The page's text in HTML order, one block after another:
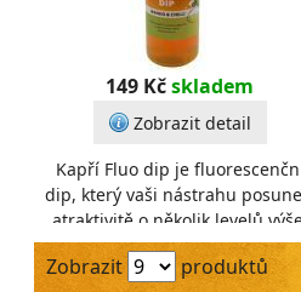
149 Kčskladem
Zobrazit detail
Kapří Fluo dip je
dip, který vaši nástrahu
atraktivitě o několik levelů
Díky své konzistenci se
hodí k
Zobrazit produktů